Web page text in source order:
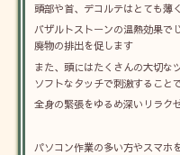
頭部や首、デコルテはとても薄
バザルトストーンの温熱効果で
廃物の排出を促します
また、頭にはたくさんの大切な
ソフトなタッチで刺激すること
全身の緊張をゆるめ深いリラク
パソコン作業の多い方やスマホ